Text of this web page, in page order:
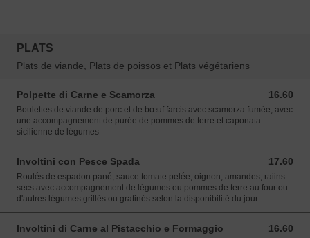
PLATS
Plats de viande, Plats de poissos et Plats végétariens
Polpette di Carne e Scamorza 16.60
16.60 EUR
Boulettes de viande de porc et de bœuf farcis avec scamorza fumée, avec
une accompagnement de purée de pommes de terre et caponata
sicilienne de légumes
Involtini con Pesce Spada 17.60
17.60 EUR
Roulés de espadon pané, sauce tomate pelée, oignon, amandes, raiins
secs avec accompagnement de légumes ou pommes de terre au four ou
d'autres légumes grillés ou gratinés selon la disponibilité du jour
Involtini di Carne al Pistacchio e Formaggio 16.60
16.60 EUR